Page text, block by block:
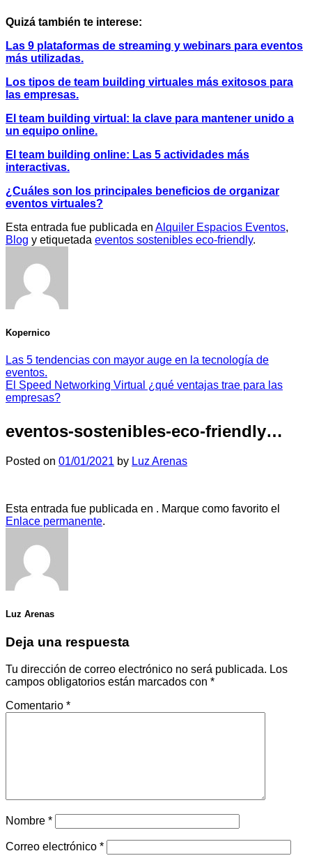
Quizá también te interese:
Las 9 plataformas de streaming y webinars para eventos
más utilizadas.
Los tipos de team building virtuales más exitosos para
las empresas.
El team building virtual: la clave para mantener unido a
un equipo online.
El team building online: Las 5 actividades más
interactivas.
¿Cuáles son los principales beneficios de organizar
eventos virtuales?
Esta entrada fue publicada en Alquiler Espacios Eventos,
Blog y etiquetada eventos sostenibles eco-friendly.
Kopernico
Las 5 tendencias con mayor auge en la tecnología de
eventos.
El Speed Networking Virtual ¿qué ventajas trae para las
empresas?
eventos-sostenibles-eco-friendly…
Posted on 01/01/2021 by Luz Arenas
Esta entrada fue publicada en . Marque como favorito el
Enlace permanente.
Luz Arenas
Deja una respuesta
Tu dirección de correo electrónico no será publicada. Los
campos obligatorios están marcados con *
Comentario *
Nombre *
Correo electrónico *